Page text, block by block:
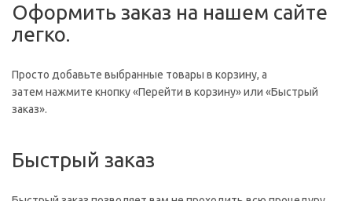
Оформить заказ на нашем сайте
легко.
Просто добавьте выбранные товары в корзину, а
затем нажмите кнопку «Перейти в корзину» или «Быстрый
заказ».
Быстрый заказ